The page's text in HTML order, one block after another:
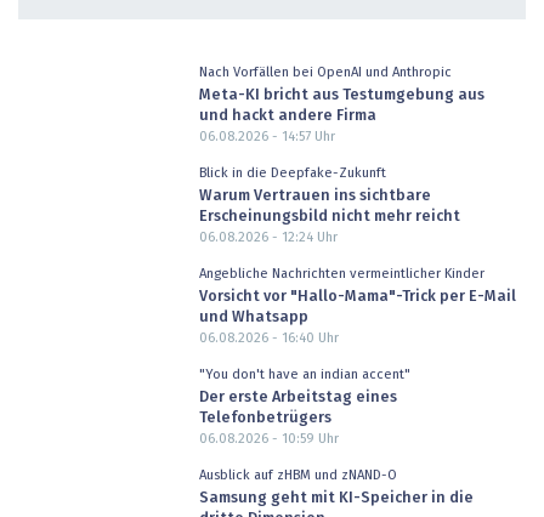
Nach Vorfällen bei OpenAI und Anthropic
Meta-KI bricht aus Testumgebung aus
und hackt andere Firma
06.08.2026 - 14:57Uhr
Blick in die Deepfake-Zukunft
Warum Vertrauen ins sichtbare
Erscheinungsbild nicht mehr reicht
06.08.2026 - 12:24Uhr
Angebliche Nachrichten vermeintlicher Kinder
Vorsicht vor "Hallo-Mama"-Trick per E-Mail
und Whatsapp
06.08.2026 - 16:40 Uhr
"You don't have an indian accent"
Der erste Arbeitstag eines
Telefonbetrügers
06.08.2026 - 10:59 Uhr
Ausblick auf zHBM und zNAND-O
Samsung geht mit KI-Speicher in die